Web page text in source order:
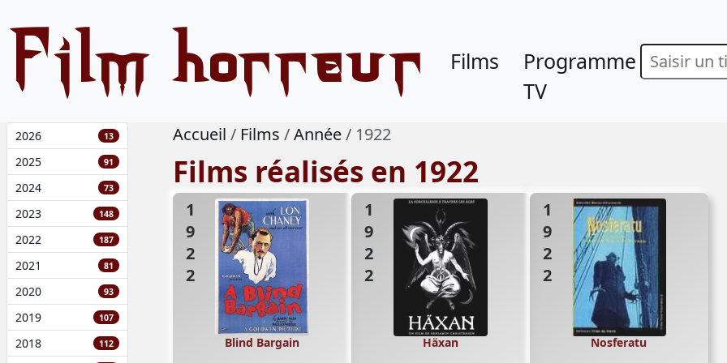
Film horreur Films
Programme
TV
2026 13
2025 91
2024 73
2023 148
2022 187
2021 81
2020 93
2019 107
2018 112
Accueil Films Année 1922
Films réalisés en 1922
1922
Blind Bargain
1922
Häxan
1922
Nosferatu